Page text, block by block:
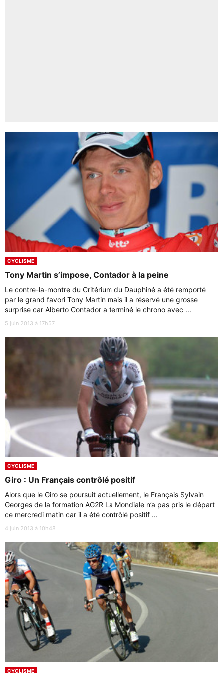
CYCLISME
Tony Martin s’impose, Contador à la peine
Le contre-la-montre du Critérium du Dauphiné a été remporté
par le grand favori Tony Martin mais il a réservé une grosse
surprise car Alberto Contador a terminé le chrono avec ...
5 juin 2013 à 17h57
CYCLISME
Giro : Un Français contrôlé positif
Alors que le Giro se poursuit actuellement, le Français Sylvain
Georges de la formation AG2R La Mondiale n’a pas pris le départ
ce mercredi matin car il a été contrôlé positif ...
4 juin 2013 à 10h48
CYCLISME